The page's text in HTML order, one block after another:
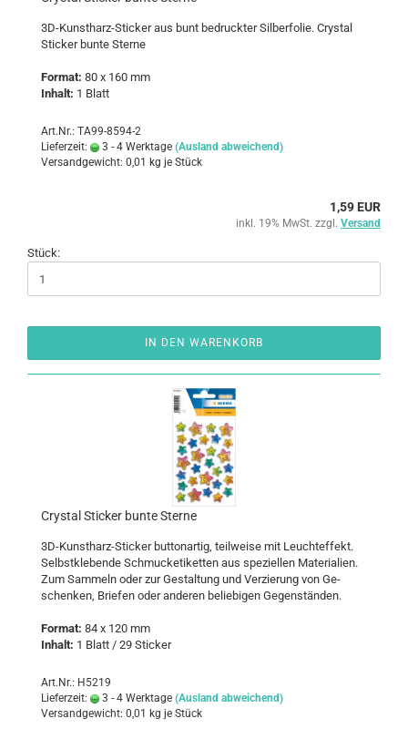
3D-​Kunstharz-Sticker aus bunt be­druck­ter Sil­ber­fo­lie. Crys­tal
Sti­cker bunte Ster­ne
For­mat: 80 x 160 mm
In­halt: 1 Blatt
Art.Nr.: TA99-8594-2
Lieferzeit:
3 - 4 Werktage (Ausland abweichend)
Versandgewicht: 0,01 kg je Stück
1,59 EUR
inkl. 19% MwSt. zzgl. Versand
Stück:
IN DEN WARENKORB
Crys­tal Sti­cker bunte Ster­ne
3D-​Kunstharz-Sticker but­ton­ar­tig, teil­wei­se mit Leucht­ef­fekt.
Selbst­kle­ben­de Schmu­cketi­ket­ten aus spe­zi­el­len Ma­te­ria­li­en.
Zum Sam­meln oder zur Ge­stal­tung und Ver­zie­rung von Ge­
schen­ken, Brie­fen oder an­de­ren be­lie­bi­gen Ge­gen­stän­den.
For­mat: 84 x 120 mm
In­halt: 1 Blatt / 29 Sti­cker
Art.Nr.: H5219
Lieferzeit:
3 - 4 Werktage (Ausland abweichend)
Versandgewicht: 0,01 kg je Stück